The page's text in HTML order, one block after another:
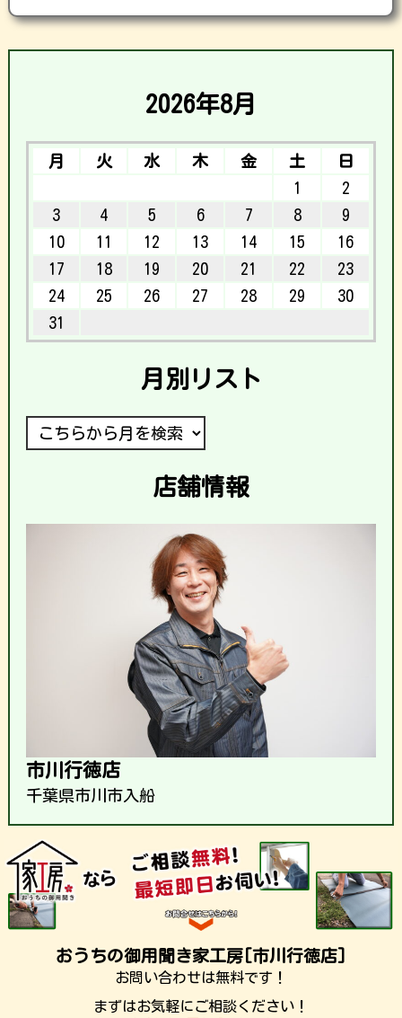
2026年8月
月 火 水 木 金 土
日
1
2
3
4 5 6 7 8
9
10
11 12 13 14 15
16
17
18 19 20 21 22
23
24
25 26 27 28 29
30
31
月別リスト
店舗情報
市川行徳店
千葉県市川市入船
おうちの御用聞き家工房[市川行徳店]
お問い合わせは無料です！
まずはお気軽にご相談ください！